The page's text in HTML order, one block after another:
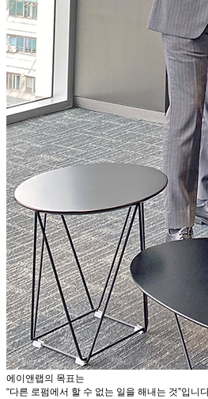
에이앤랩의 목표는
“다른 로펌에서 할 수 없는 일을 해내는 것”입니